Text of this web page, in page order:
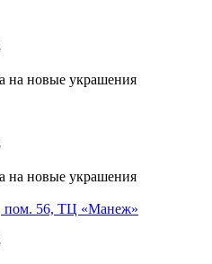
на новые украшения
на новые украшения
пом. 56, ТЦ «Манеж»